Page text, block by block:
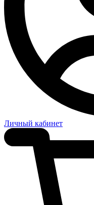
Личный кабинет